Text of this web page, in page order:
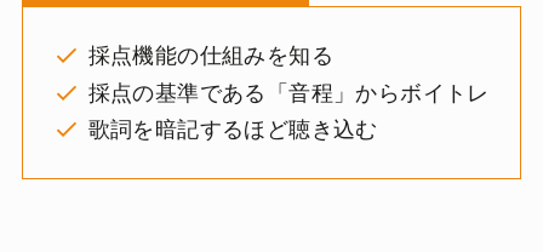
採点機能の仕組みを知る
採点の基準である「音程」からボイトレ
歌詞を暗記するほど聴き込む